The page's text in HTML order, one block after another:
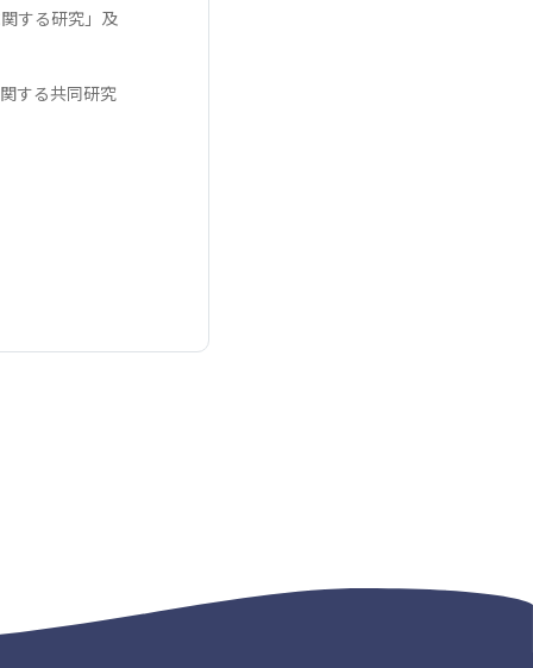
する研究」及
する共同研究